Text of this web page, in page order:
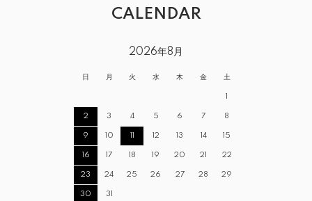
CALENDAR
2026年8月
日 月 火 水 木 金 土
1
2 3 4 5 6 7 8
9 10 11 12 13 14 15
16 17 18 19 20 21 22
23 24 25 26 27 28 29
30 31